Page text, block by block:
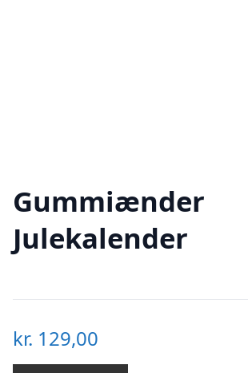
Gummiænder
Julekalender
kr. 129,00